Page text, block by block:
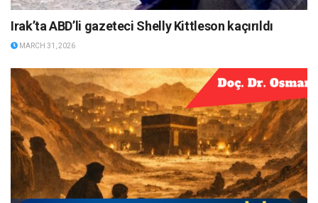
Irak’ta ABD’li gazeteci Shelly Kittleson kaçırıldı
MARCH 31, 2026